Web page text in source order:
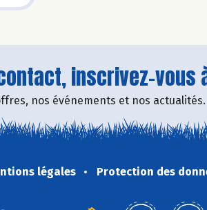
inscrivez-vous
nos événements et nos actualités.
légales Protection des